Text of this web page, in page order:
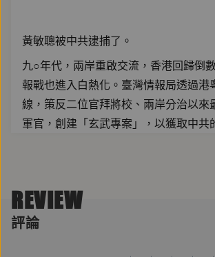
黃敏聰被中共逮捕了。
九○年代，兩岸重啟交流，香港回歸倒
報戰也進入白熱化。臺灣情報局透過港
線，策反二位官拜將校、兩岸分治以來
軍官，創建「玄武專案」，以獲取中共
九九年春天，情報員黃敏聰隻身入陸，
期盼中國民主化的「玄武二號」──解放
不料此次撥出電話，彼端傳來的並非老
REVIEW
評論